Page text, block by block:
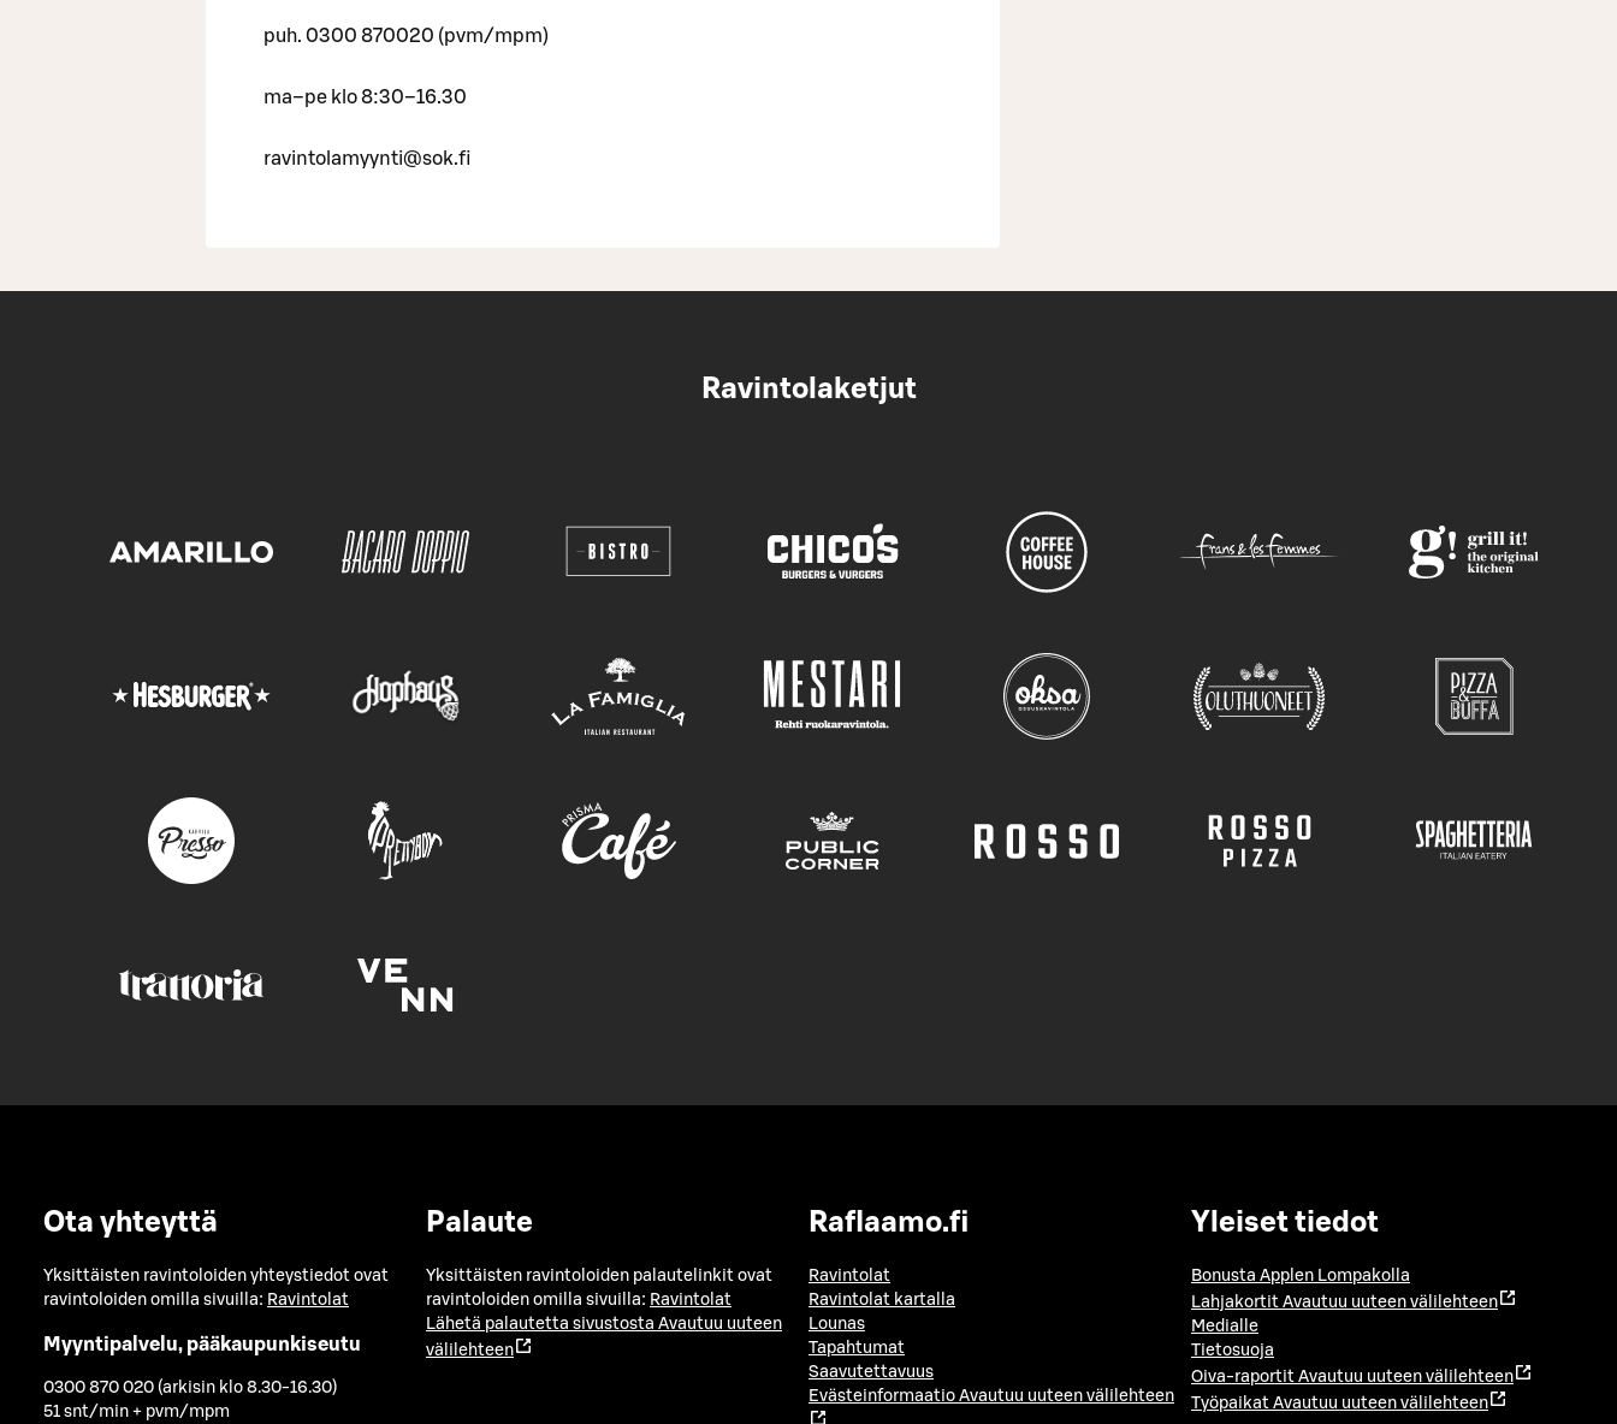
puh. 0300 870020 (pvm/mpm)
ma–pe klo 8:30–16.30
ravintolamyynti@sok.fi
Ravintolaketjut
Ota yhteyttä
Yksittäisten ravintoloiden yhteystiedot ovat
ravintoloiden omilla sivuilla: Ravintolat
Myyntipalvelu, pääkaupunkiseutu
0300 870 020 (arkisin klo 8.30-16.30)
51 snt/min + pvm/mpm
Palaute
Yksittäisten ravintoloiden palautelinkit ovat
ravintoloiden omilla sivuilla: Ravintolat
Lähetä palautetta sivustosta Avautuu uuteen
välilehteen
Raflaamo.fi
Ravintolat
Ravintolat kartalla
Lounas
Tapahtumat
Saavutettavuus
Evästeinformaatio Avautuu uuteen välilehteen
Yleiset tiedot
Bonusta Applen Lompakolla
Lahjakortit Avautuu uuteen välilehteen
Medialle
Tietosuoja
Oiva-raportit Avautuu uuteen välilehteen
Työpaikat Avautuu uuteen välilehteen